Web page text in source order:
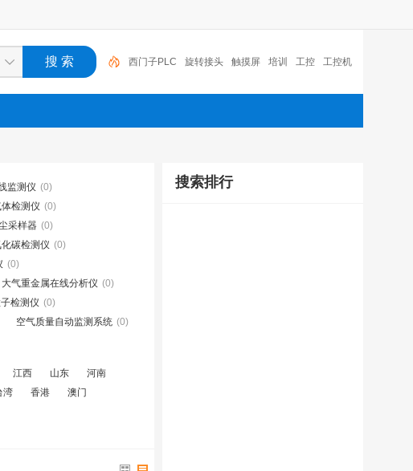
西门子PLC 旋转接头 触摸屏 培训 工控 工控机
变送器 球阀 plc 阀门
监测仪 (0)
检测仪 (0)
采样器 (0)
碳检测仪 (0)
(0)
大气重金属在线分析仪 (0)
检测仪 (0)
空气质量自动监测系统 (0)
江西 山东
河南
湾 香港 澳门
搜索排行